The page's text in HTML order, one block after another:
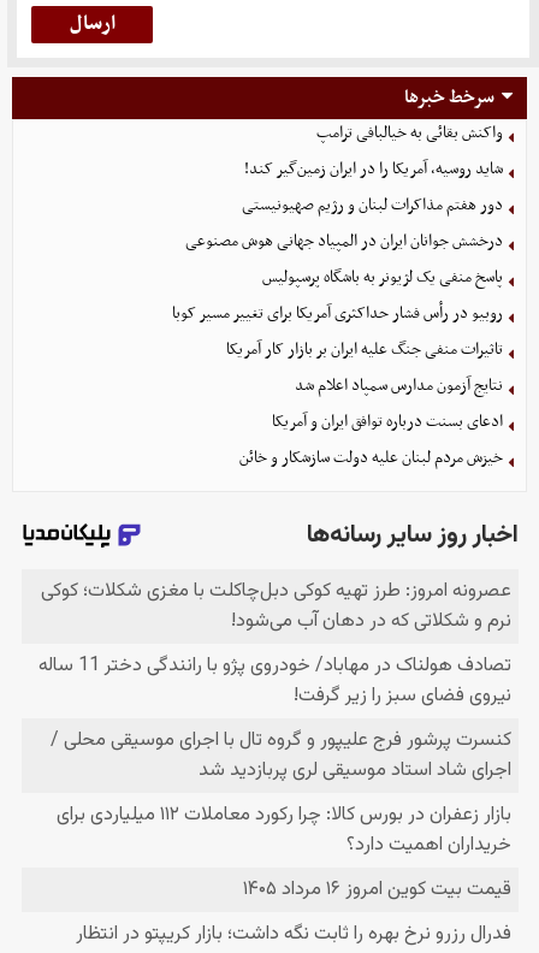
سرخط خبرها
واکنش بقائی به خیالبافی ترامپ
شاید روسیه، آمریکا را در ایران زمین‌گیر کند!
دور هفتم مذاکرات لبنان و رژیم صهیونیستی
درخشش جوانان ایران در المپیاد جهانی هوش مصنوعی
پاسخ منفی یک لژیونر به باشگاه پرسپولیس
روبیو در رأس فشار حداکثری آمریکا برای تغییر مسیر کوبا
تاثیرات منفی جنگ علیه ایران بر بازار کار آمریکا
نتایج آزمون مدارس سمپاد اعلام شد
ادعای بسنت درباره توافق ایران و آمریکا
خیزش مردم لبنان علیه دولت سازشکار و خائن